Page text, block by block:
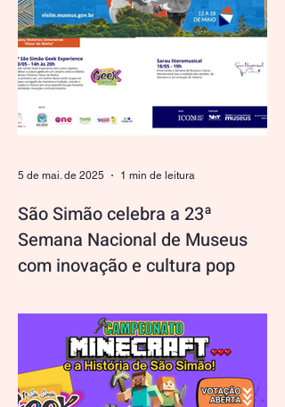
São Simão celebra a 23ª
Semana Nacional de Museus
com inovação e cultura pop
pronto para receber a 23ª Semana
Nacional de Museus, e neste ano o evento
promete ser uma...
5 de mai. de 2025 1 min de leitura